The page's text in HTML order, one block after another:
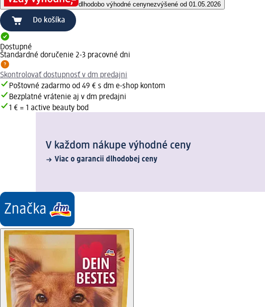
dlhodobo výhodné cenynezvýšené od 01.05.2026
Do košíka
Dostupné
Štandardné doručenie 2-3 pracovné dni
Skontrolovať dostupnosť v dm predajni
Poštovné zadarmo od 49 € s dm e-shop kontom
Bezplatné vrátenie aj v dm predajni
1 € = 1 active beauty bod
V každom nákupe výhodné ceny
Viac o garancii dlhodobej ceny